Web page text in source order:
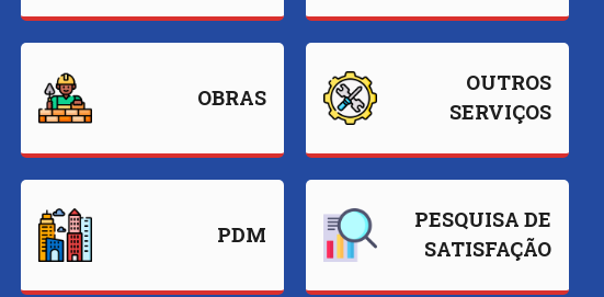
OBRAS
OUTROS
SERVIÇOS
PDM
PESQUISA DE
SATISFAÇÃO